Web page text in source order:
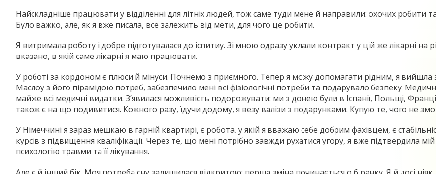
Найскладніше працювати у відділенні для літніх людей, тож саме туди мене й направили: охочих робити
Було важко, але, як я вже писала, все залежить від мети, для чого це робити.
Я витримала роботу і добре підготувалася до іспитиу. Зі мною одразу уклали контракт у цій же лікарні
вказано, в якій саме лікарні я маю працювати.
У роботі за кордоном є плюси й мінуси. Почнемо з приємного. Тепер я можу допомагати рідним, я вийшла
Маслоу з його пірамідою потреб, забезпечило мені всі фізіологічні потреби та подарувало безпеку.
майже всі медичні видатки. З’явилася можливість подорожувати: ми з донею були в Іспанії, Польщі,
також є на що подивитися. Кожного разу, їдучи додому, я везу валізи з подарунками. Купую те, чого не
У Німеччині я зараз мешкаю в гарній квартирі, є робота, у якій я вважаю себе добрим фахівцем, є
курсів з підвищення кваліфікації. Через те, що мені потрібно завжди рухатися угору, я вже підтвердила
психологію травми та її лікування.